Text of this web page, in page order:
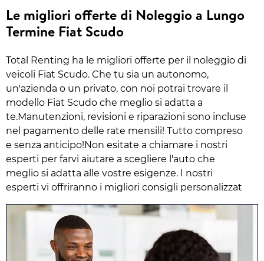
Le migliori offerte di Noleggio a Lungo
Termine Fiat Scudo
Total Renting ha le migliori offerte per il noleggio di
veicoli Fiat Scudo. Che tu sia un autonomo,
un'azienda o un privato, con noi potrai trovare il
modello Fiat Scudo che meglio si adatta a
te.Manutenzioni, revisioni e riparazioni sono incluse
nel pagamento delle rate mensili! Tutto compreso
e senza anticipo!Non esitate a chiamare i nostri
esperti per farvi aiutare a scegliere l'auto che
meglio si adatta alle vostre esigenze. I nostri
esperti vi offriranno i migliori consigli personalizzat